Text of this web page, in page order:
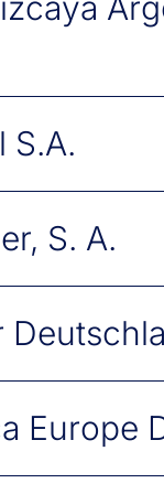
S.A.
50 S. A.
Europe